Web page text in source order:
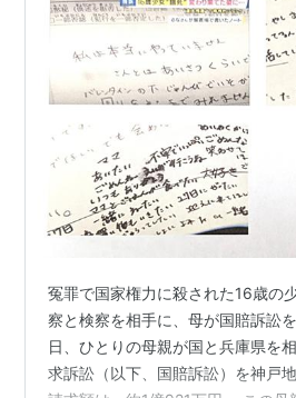
冤罪で国家権力に殺された16歳
察と検察を相手に、母が国賠訴訟
日、ひとりの母親が国と兵庫県を
求訴訟（以下、国賠訴訟）を神戸